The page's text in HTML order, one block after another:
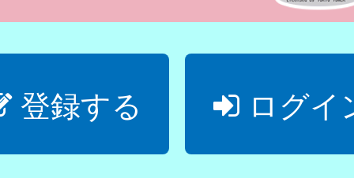
登録する ログイ